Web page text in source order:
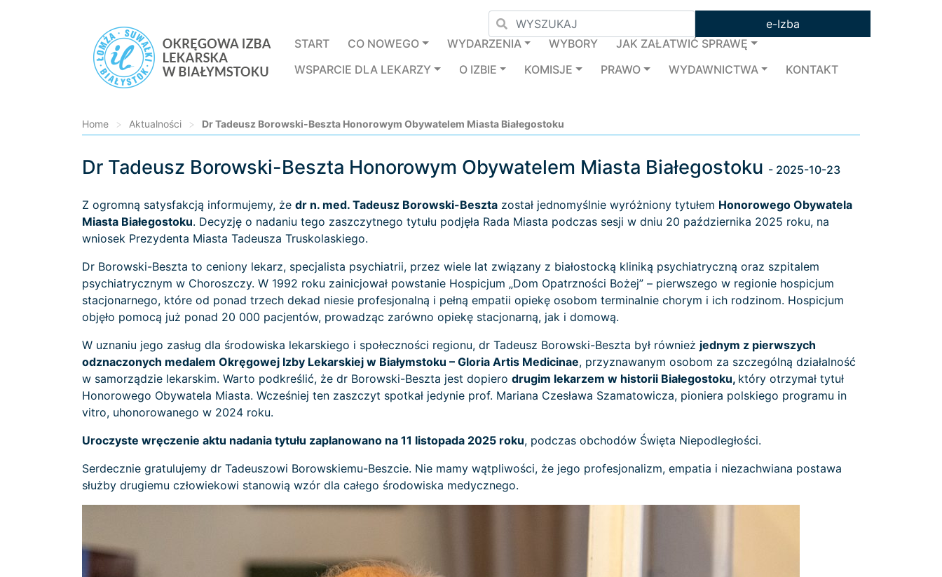
e-Izba
START
CO NOWEGO WYDARZENIA WYBORY
JAK ZAŁATWIĆ SPRAWĘ
WSPARCIE DLA LEKARZY
O IZBIE KOMISJE PRAWO WYDAWNICTWA KONTAKT
Home > Aktualności > Dr Tadeusz Borowski-Beszta Honorowym Obywatelem Miasta Białegostoku
Dr Tadeusz Borowski-Beszta Honorowym Obywatelem Miasta Białegostoku - 2025-10-23
Z ogromną satysfakcją informujemy, że dr n. med. Tadeusz Borowski-Beszta został jednomyślnie wyróżniony tytułem Honorowego Obywatela
Miasta Białegostoku. Decyzję o nadaniu tego zaszczytnego tytułu podjęła Rada Miasta podczas sesji w dniu 20 października 2025 roku, na
wniosek Prezydenta Miasta Tadeusza Truskolaskiego.
Dr Borowski-Beszta to ceniony lekarz, specjalista psychiatrii, przez wiele lat związany z białostocką kliniką psychiatryczną oraz szpitalem
psychiatrycznym w Choroszczy. W 1992 roku zainicjował powstanie Hospicjum „Dom Opatrzności Bożej” – pierwszego w regionie hospicjum
stacjonarnego, które od ponad trzech dekad niesie profesjonalną i pełną empatii opiekę osobom terminalnie chorym i ich rodzinom. Hospicjum
objęło pomocą już ponad 20 000 pacjentów, prowadząc zarówno opiekę stacjonarną, jak i domową.
W uznaniu jego zasług dla środowiska lekarskiego i społeczności regionu, dr Tadeusz Borowski-Beszta był również jednym z pierwszych
odznaczonych medalem Okręgowej Izby Lekarskiej w Białymstoku – Gloria Artis Medicinae, przyznawanym osobom za szczególną działalność
w samorządzie lekarskim. Warto podkreślić, że dr Borowski-Beszta jest dopiero drugim lekarzem w historii Białegostoku, który otrzymał tytuł
Honorowego Obywatela Miasta. Wcześniej ten zaszczyt spotkał jedynie prof. Mariana Czesława Szamatowicza, pioniera polskiego programu in
vitro, uhonorowanego w 2024 roku.
Uroczyste wręczenie aktu nadania tytułu zaplanowano na 11 listopada 2025 roku, podczas obchodów Święta Niepodległości.
Serdecznie gratulujemy dr Tadeuszowi Borowskiemu-Beszcie. Nie mamy wątpliwości, że jego profesjonalizm, empatia i niezachwiana postawa
służby drugiemu człowiekowi stanowią wzór dla całego środowiska medycznego.